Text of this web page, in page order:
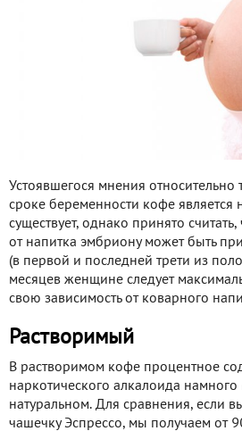
Устоявшегося мнения относительно
сроке беременности кофе является
существует, однако принято
от напитка эмбриону может быть
(в первой и последней трети из
месяцев женщине следует
свою зависимость от коварного
Растворимый
В растворимом кофе процентное
наркотического алкалоида
натуральном. Для сравнения, если
чашечку Эспрессо, мы получаем от